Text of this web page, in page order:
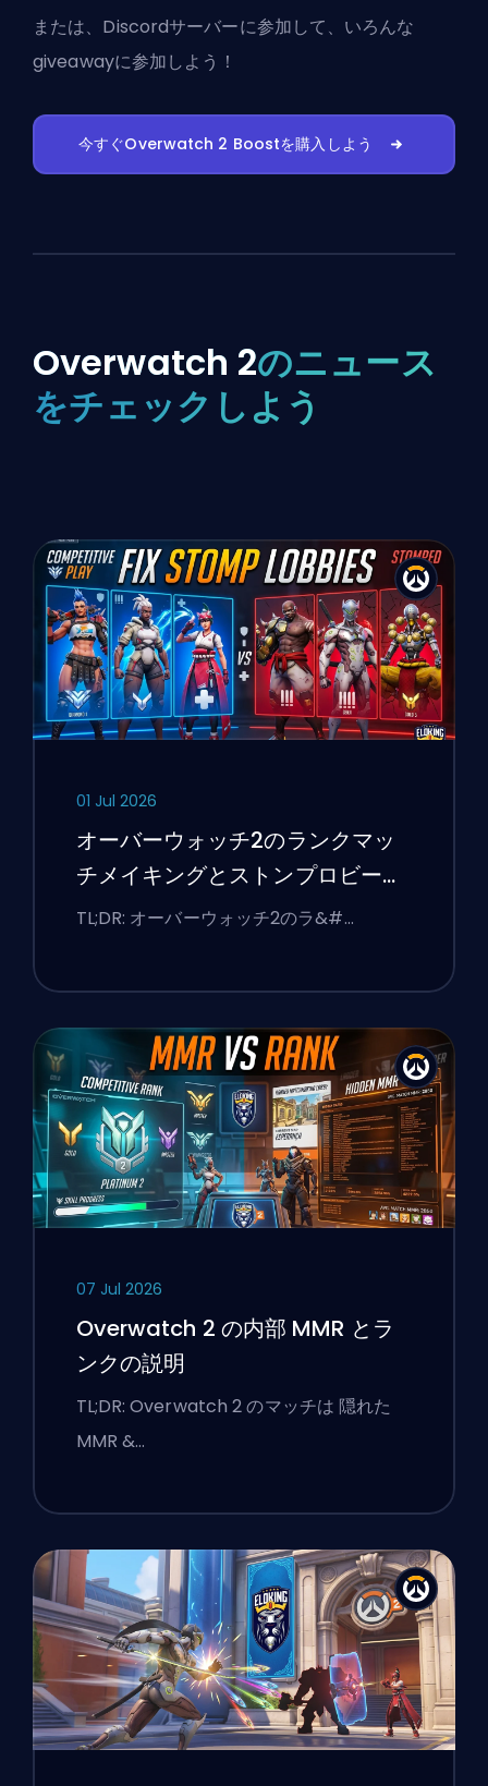
または、 Discordサーバーに参加して、いろんな
giveawayに参加しよう！
今すぐOverwatch 2 Boostを購入しよう
Overwatch 2のニュース
をチェックしよう
01 Jul 2026
オーバーウォッチ2のランクマッ
チメイキングとストンプロビーを
修正する方法
TL;DR: オーバーウォッチ2のラ&#…
07 Jul 2026
Overwatch 2 の内部 MMR とラ
ンクの説明
TL;DR: Overwatch 2 のマッチは 隠れた
MMR &…